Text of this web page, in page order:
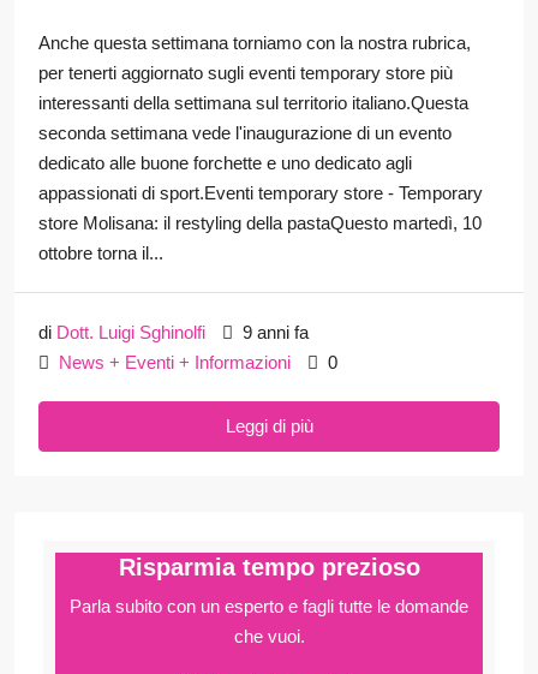
Anche questa settimana torniamo con la nostra rubrica,
per tenerti aggiornato sugli eventi temporary store più
interessanti della settimana sul territorio italiano.Questa
seconda settimana vede l'inaugurazione di un evento
dedicato alle buone forchette e uno dedicato agli
appassionati di sport.Eventi temporary store - Temporary
store Molisana: il restyling della pastaQuesto martedì, 10
ottobre torna il...
di Dott. Luigi Sghinolfi
9 anni fa
News + Eventi + Informazioni
0
Leggi di più
Risparmia tempo prezioso
Parla subito con un esperto e fagli tutte le domande
che vuoi.